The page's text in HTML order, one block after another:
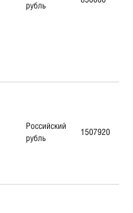
рубль
Российский
рубль
1507920